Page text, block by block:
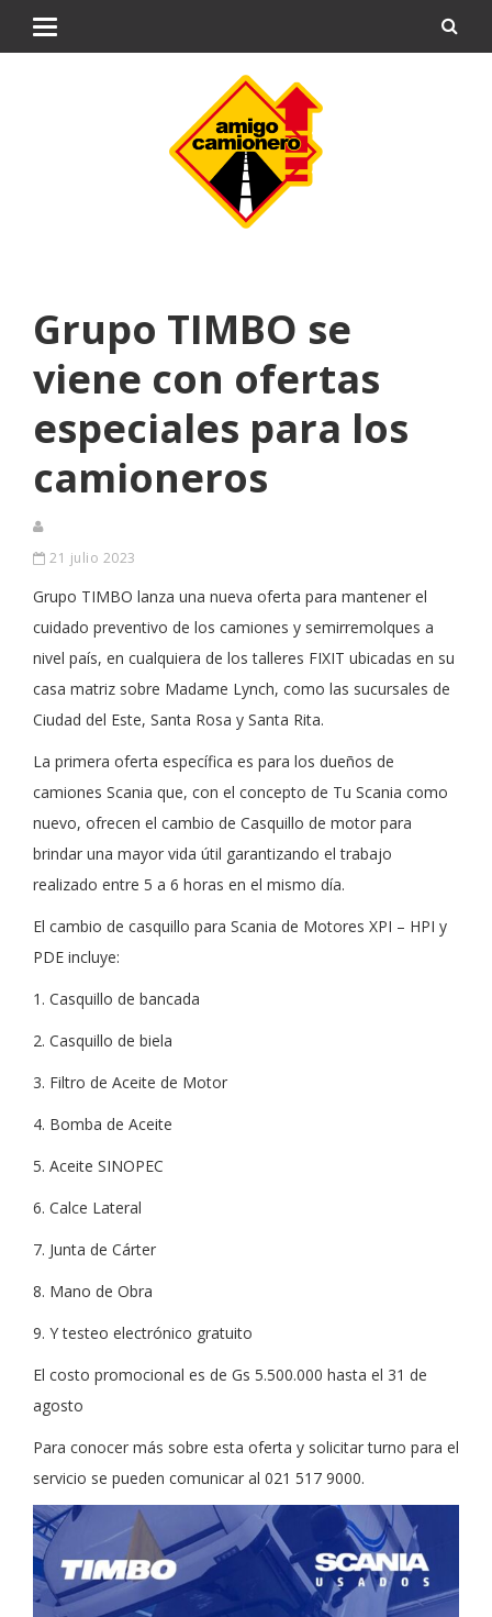
Grupo TIMBO se
viene con ofertas
especiales para los
camioneros
21 julio 2023
Grupo TIMBO lanza una nueva oferta para mantener el
cuidado preventivo de los camiones y semirremolques a
nivel país, en cualquiera de los talleres FIXIT ubicadas en su
casa matriz sobre Madame Lynch, como las sucursales de
Ciudad del Este, Santa Rosa y Santa Rita.
La primera oferta específica es para los dueños de
camiones Scania que, con el concepto de Tu Scania como
nuevo, ofrecen el cambio de Casquillo de motor para
brindar una mayor vida útil garantizando el trabajo
realizado entre 5 a 6 horas en el mismo día.
El cambio de casquillo para Scania de Motores XPI – HPI y
PDE incluye:
1. Casquillo de bancada
2. Casquillo de biela
3. Filtro de Aceite de Motor
4. Bomba de Aceite
5. Aceite SINOPEC
6. Calce Lateral
7. Junta de Cárter
8. Mano de Obra
9. Y testeo electrónico gratuito
El costo promocional es de Gs 5.500.000 hasta el 31 de
agosto
Para conocer más sobre esta oferta y solicitar turno para el
servicio se pueden comunicar al 021 517 9000.